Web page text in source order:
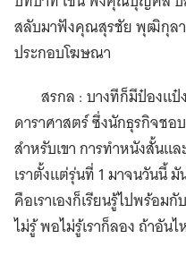
สลับมาฟังคุณสุรชัย พุฒิกุลา
ประกอบโฆษณา
สรกล : บางทีก็มีป๋องแป๋
ดาราศาสตร์ ซึ่งนักธุรกิจชอ
สำหรับเขา การทำหนังสั้นแ
เราตั้งแต่รุ่นที่ 1 มาจนวัน
คือเราเองก็เรียนรู้ไปพร้อม
ไม่รู้ พอไม่รู้เราก็ลอง ถ้าอัน